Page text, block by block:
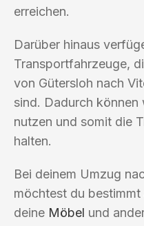
erreichen.
Darüber hinaus
Transportfahrzeuge,
von Gütersloh nach
sind. Dadurch
nutzen und somit die
halten.
Bei deinem Umzug
möchtest du
deine Möbel und